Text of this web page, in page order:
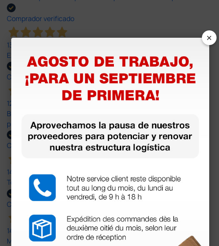
Comprador verificado
13 Jul 2026
Excelente
Comprador verificado
12 Jun 2026
Bien, rápida y sin problemas. No me gusta que se oferten
productos sin incluir el IVA que luego nos van a cobrar.
Comprador verificado
14 Abr 2026
Todo muy rápido y fácil,volveré a comprar.
Comprador verificado
14 Abr 2026
Muy buena. Excelente trato, disposición y rapidez
×